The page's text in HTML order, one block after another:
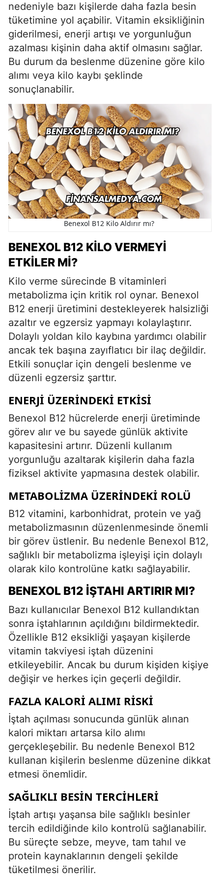
nedeniyle bazı kişilerde daha fazla besin
tüketimine yol açabilir. Vitamin eksikliğinin
giderilmesi, enerji artışı ve yorgunluğun
azalması kişinin daha aktif olmasını sağlar.
Bu durum da beslenme düzenine göre kilo
alımı veya kilo kaybı şeklinde
sonuçlanabilir.
Benexol B12 Kilo Aldırır mı?
BENEXOL B12 KILO VERMEYI
ETKILER MI?
Kilo verme sürecinde B vitaminleri
metabolizma için kritik rol oynar. Benexol
B12 enerji üretimini destekleyerek halsizliği
azaltır ve egzersiz yapmayı kolaylaştırır.
Dolaylı yoldan kilo kaybına yardımcı olabilir
ancak tek başına zayıflatıcı bir ilaç değildir.
Etkili sonuçlar için dengeli beslenme ve
düzenli egzersiz şarttır.
ENERJI ÜZERINDEKI ETKISI
Benexol B12 hücrelerde enerji üretiminde
görev alır ve bu sayede günlük aktivite
kapasitesini artırır. Düzenli kullanım
yorgunluğu azaltarak kişilerin daha fazla
fiziksel aktivite yapmasına destek olabilir.
METABOLIZMA ÜZERINDEKI ROLÜ
B12 vitamini, karbonhidrat, protein ve yağ
metabolizmasının düzenlenmesinde önemli
bir görev üstlenir. Bu nedenle Benexol B12,
sağlıklı bir metabolizma işleyişi için dolaylı
olarak kilo kontrolüne katkı sağlayabilir.
BENEXOL B12 İŞTAHI ARTIRIR MI?
Bazı kullanıcılar Benexol B12 kullandıktan
sonra iştahlarının açıldığını bildirmektedir.
Özellikle B12 eksikliği yaşayan kişilerde
vitamin takviyesi iştah düzenini
etkileyebilir. Ancak bu durum kişiden kişiye
değişir ve herkes için geçerli değildir.
FAZLA KALORI ALIMI RISKI
İştah açılması sonucunda günlük alınan
kalori miktarı artarsa kilo alımı
gerçekleşebilir. Bu nedenle Benexol B12
kullanan kişilerin beslenme düzenine dikkat
etmesi önemlidir.
SAĞLIKLI BESIN TERCIHLERI
İştah artışı yaşansa bile sağlıklı besinler
tercih edildiğinde kilo kontrolü sağlanabilir.
Bu süreçte sebze, meyve, tam tahıl ve
protein kaynaklarının dengeli şekilde
tüketilmesi önerilir.